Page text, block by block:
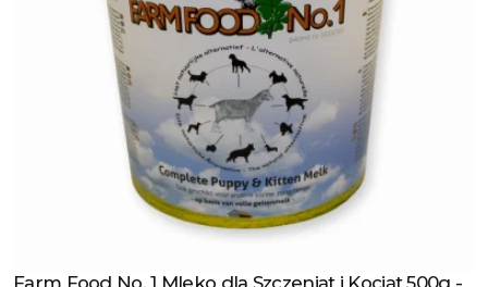
Zobacz produkt
Farm Food No. 1 Mleko dla Szczeniąt i Kociąt 500g -